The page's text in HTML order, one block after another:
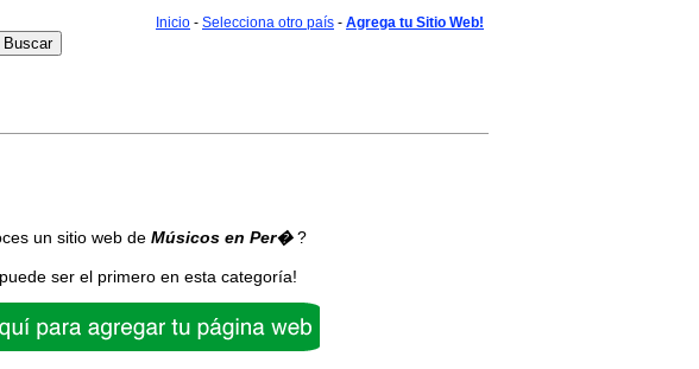
Inicio - Selecciona otro país - Agrega tu Sitio Web!
un sitio web de Músicos en Per�?
ser el primero en esta categoría!